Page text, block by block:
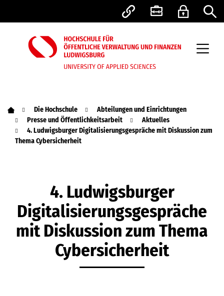
Die Hochschule
Abteilungen und Einrichtungen
Presse und Öffentlichkeitsarbeit
Aktuelles
4. Ludwigsburger Digitalisierungsgespräche mit Diskussion zum
Thema Cybersicherheit
4. Ludwigsburger
Digitalisierungsgespräche
mit Diskussion zum Thema
Cybersicherheit